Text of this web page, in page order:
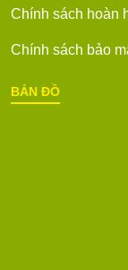
Chính sách hoàn
Chính sách bảo
BẢN ĐỒ